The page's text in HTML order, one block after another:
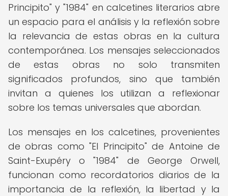
Principito" y "1984" en calcetines literarios abre
un espacio para el análisis y la reflexión sobre
la relevancia de estas obras en la cultura
contemporánea. Los mensajes seleccionados
de estas obras no solo transmiten
significados profundos, sino que también
invitan a quienes los utilizan a reflexionar
sobre los temas universales que abordan.
Los mensajes en los calcetines, provenientes
de obras como "El Principito" de Antoine de
Saint-Exupéry o "1984" de George Orwell,
funcionan como recordatorios diarios de la
importancia de la reflexión, la libertad y la